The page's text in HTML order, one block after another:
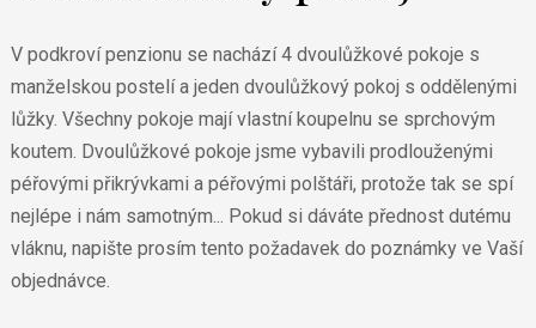
V podkroví penzionu se nachází 4 dvoulůžkové pokoje s
manželskou postelí a jeden dvoulůžkový pokoj s oddělenými
lůžky. Všechny pokoje mají vlastní koupelnu se sprchovým
koutem. Dvoulůžkové pokoje jsme vybavili prodlouženými
péřovými přikrývkami a péřovými polštáři, protože tak se spí
nejlépe i nám samotným... Pokud si dáváte přednost dutému
vláknu, napište prosím tento požadavek do poznámky ve Vaší
objednávce.